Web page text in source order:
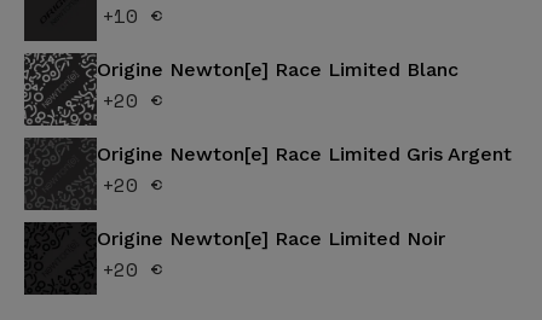
+10 €
Origine Newton[e] Race Limited Blanc
+20 €
Origine Newton[e] Race Limited Gris Argent
+20 €
Origine Newton[e] Race Limited Noir
+20 €